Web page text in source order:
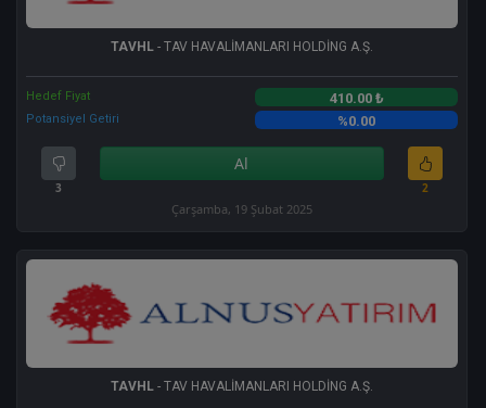
TAVHL - TAV HAVALİMANLARI HOLDİNG A.Ş.
Hedef Fiyat 410.00 ₺
Potansiyel Getiri %0.00
3
Al
2
Çarşamba, 19 Şubat 2025
TAVHL - TAV HAVALİMANLARI HOLDİNG A.Ş.